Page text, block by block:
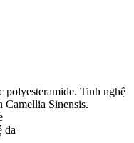
polyesteramide. Tinh nghệ
Camellia Sinensis.
da